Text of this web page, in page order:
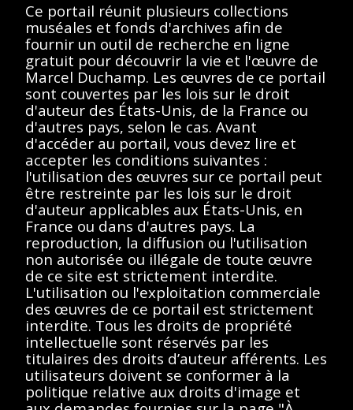
Fonds général des
photographies, 1888-
Contenus Description
< Toutes les séries
Afficher éléments << < > >>
Aucun résultat
trouvé.
Ce portail réunit plusieurs collections
muséales et fonds d'archives afin de
fournir un outil de recherche en ligne
gratuit pour découvrir la vie et l'œuvre de
Marcel Duchamp. Les œuvres de ce portail
sont couvertes par les lois sur le droit
d'auteur des États-Unis, de la France ou
d'autres pays, selon le cas. Avant
d'accéder au portail, vous devez lire et
accepter les conditions suivantes :
l'utilisation des œuvres sur ce portail peut
être restreinte par les lois sur le droit
d'auteur applicables aux États-Unis, en
France ou dans d'autres pays. La
reproduction, la diffusion ou l'utilisation
non autorisée ou illégale de toute œuvre
de ce site est strictement interdite.
L'utilisation ou l'exploitation commerciale
des œuvres de ce portail est strictement
interdite. Tous les droits de propriété
intellectuelle sont réservés par les
titulaires des droits d’auteur afférents. Les
utilisateurs doivent se conformer à la
politique relative aux droits d'image et